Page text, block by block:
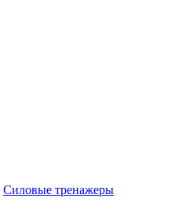
Силовые тренажеры